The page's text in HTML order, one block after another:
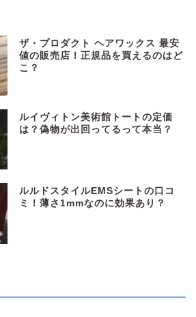
ザ・プロダクト ヘアワックス 最安
値の販売店！正規品を買えるのはど
こ？
ルイヴィトン美術館トートの定価
は？偽物が出回ってるって本当？
ルルドスタイルEMSシートの口コ
ミ！薄さ1mmなのに効果あり？